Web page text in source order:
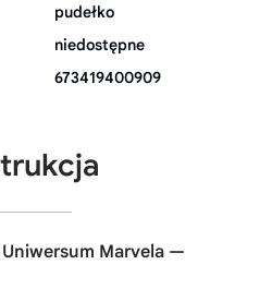
pudełko
niedostępne
673419400909
Marvela —